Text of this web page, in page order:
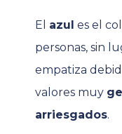
El azul es el
personas, sin
empatiza
valores muy
arriesgados.